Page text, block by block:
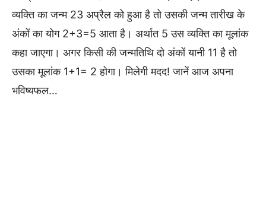
व्यक्ति का जन्म 23 अप्रैल को हुआ है तो उसकी जन्म तारीख के
अंकों का योग 2+3=5 आता है। अर्थात 5 उस व्यक्ति का मूलांक
कहा जाएगा। अगर किसी की जन्मतिथि दो अंकों यानी 11 है तो
उसका मूलांक 1+1= 2 होगा। मिलेगी मदद! जानें आज अपना
भविष्यफल…